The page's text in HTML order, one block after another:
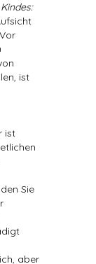
ist
ist
Sie
aber